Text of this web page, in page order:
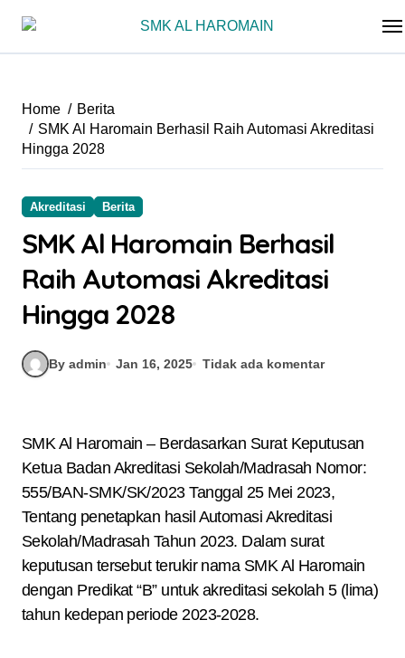
Home
Berita
SMK Al Haromain Berhasil Raih Automasi Akreditasi
Hingga 2028
Akreditasi Berita
SMK Al Haromain Berhasil
Raih Automasi Akreditasi
Hingga 2028
By admin Jan 16, 2025 Tidak ada komentar
SMK Al Haromain – Berdasarkan Surat Keputusan
Ketua Badan Akreditasi Sekolah/Madrasah Nomor:
555/BAN-SMK/SK/2023 Tanggal 25 Mei 2023,
Tentang penetapkan hasil Automasi Akreditasi
Sekolah/Madrasah Tahun 2023. Dalam surat
keputusan tersebut terukir nama SMK Al Haromain
dengan Predikat “B” untuk akreditasi sekolah 5 (lima)
tahun kedepan periode 2023-2028.